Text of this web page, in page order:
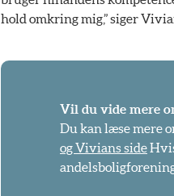
hold omkring mig,” siger
Vil du vide mere
Du kan læse mere
og Vivians side